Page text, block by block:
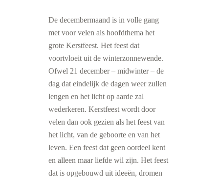
De decembermaand is in volle gang
met voor velen als hoofdthema het
grote Kerstfeest. Het feest dat
voortvloeit uit de winterzonnewende.
Ofwel 21 december – midwinter – de
dag dat eindelijk de dagen weer zullen
lengen en het licht op aarde zal
wederkeren. Kerstfeest wordt door
velen dan ook gezien als het feest van
het licht, van de geboorte en van het
leven. Een feest dat geen oordeel kent
en alleen maar liefde wil zijn. Het feest
dat is opgebouwd uit ideeën, dromen